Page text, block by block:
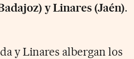
y Linares (Jaén).
y Linares albergan los